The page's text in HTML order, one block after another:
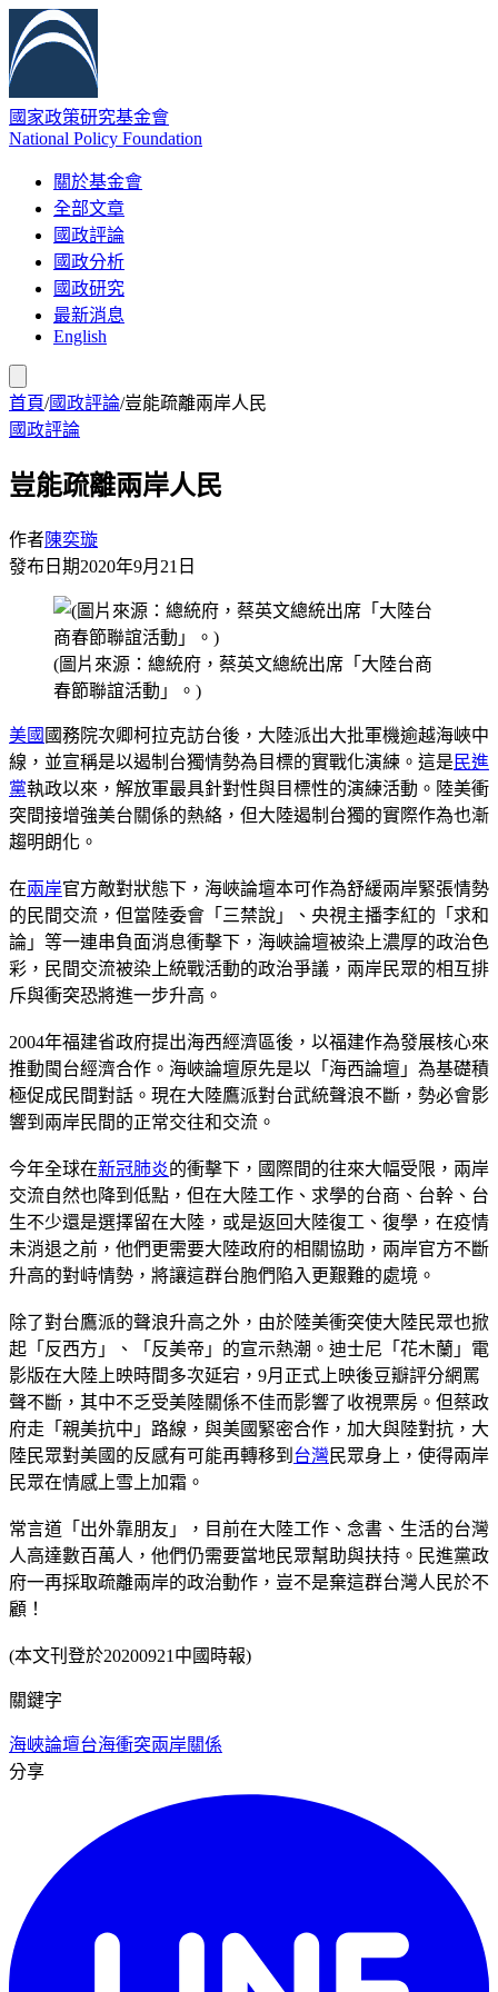
國家政策研究基金會
National Policy Foundation
關於基金會
全部文章
國政評論
國政分析
國政研究
最新消息
English
首頁/國政評論/豈能疏離兩岸人民
國政評論
豈能疏離兩岸人民
作者陳奕璇
發布日期2020年9月21日
(圖片來源：總統府，蔡英文總統出席「大陸台商
春節聯誼活動」。)
美國 國務院次卿柯拉克訪台後，大陸派出大批軍機逾越海峽中
線，並宣稱是以遏制台獨情勢為目標的實戰化演練。這是 民進
黨執政以來，解放軍最具針對性與目標性的演練活動。陸美衝
突間接增強美台關係的熱絡，但大陸遏制台獨的實際作為也漸
趨明朗化。
在兩岸官方敵對狀態下，海峽論壇本可作為舒緩兩岸緊張情勢
的民間交流，但當陸委會「三禁說」、央視主播李紅的「求和
論」等一連串負面消息衝擊下，海峽論壇被染上濃厚的政治色
彩，民間交流被染上統戰活動的政治爭議，兩岸民眾的相互排
斥與衝突恐將進一步升高。
2004年福建省政府提出海西經濟區後，以福建作為發展核心來
推動閩台經濟合作。海峽論壇原先是以「海西論壇」為基礎積
極促成民間對話。現在大陸鷹派對台武統聲浪不斷，勢必會影
響到兩岸民間的正常交往和交流。
今年全球在新冠肺炎的衝擊下，國際間的往來大幅受限，兩岸
交流自然也降到低點，但在大陸工作、求學的台商、台幹、台
生不少還是選擇留在大陸，或是返回大陸復工、復學，在疫情
未消退之前，他們更需要大陸政府的相關協助，兩岸官方不斷
升高的對峙情勢，將讓這群台胞們陷入更艱難的處境。
除了對台鷹派的聲浪升高之外，由於陸美衝突使大陸民眾也掀
起「反西方」、「反美帝」的宣示熱潮。迪士尼「花木蘭」電
影版在大陸上映時間多次延宕，9月正式上映後豆瓣評分網罵
聲不斷，其中不乏受美陸關係不佳而影響了收視票房。但蔡政
府走「親美抗中」路線，與美國緊密合作，加大與陸對抗，大
陸民眾對美國的反感有可能再轉移到 台灣 民眾身上，使得兩岸
民眾在情感上雪上加霜。
常言道「出外靠朋友」，目前在大陸工作、念書、生活的台灣
人高達數百萬人，他們仍需要當地民眾幫助與扶持。民進黨政
府一再採取疏離兩岸的政治動作，豈不是棄這群台灣人民於不
顧！
(本文刊登於20200921中國時報)
關鍵字
海峽論壇台海衝突兩岸關係
分享